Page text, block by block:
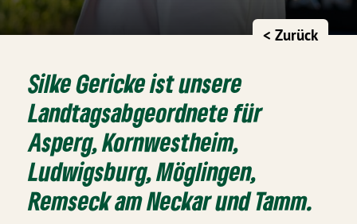
< Zurück
Silke Gerickeist unsere
Landtagsabgeordnete für
Asperg, Kornwestheim,
Ludwigsburg, Möglingen,
Remseck am Neckar und Tamm.